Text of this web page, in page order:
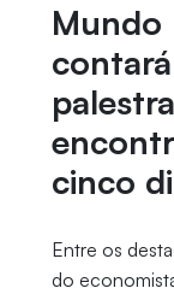
cinco
Entre os
do